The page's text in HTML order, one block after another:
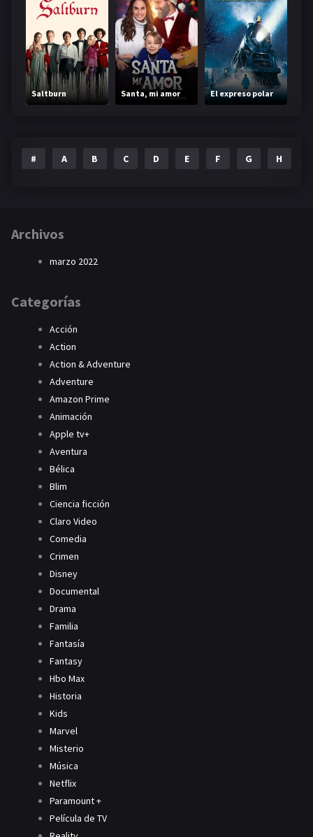
Saltburn Santa, mi amor El expreso polar
# A B C D E F G H
Archivos
marzo 2022
Categorías
Acción
Action
Action & Adventure
Adventure
Amazon Prime
Animación
Apple tv+
Aventura
Bélica
Blim
Ciencia ficción
Claro Video
Comedia
Crimen
Disney
Documental
Drama
Familia
Fantasía
Fantasy
Hbo Max
Historia
Kids
Marvel
Misterio
Música
Netflix
Paramount +
Película de TV